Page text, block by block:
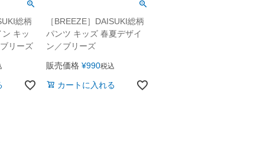
総柄
キッ
リーズ
［BREEZE］DAISUKI総柄
パンツ キッズ 春夏デザイ
ン／ブリーズ
販売価格 ¥990税込
カートに入れる